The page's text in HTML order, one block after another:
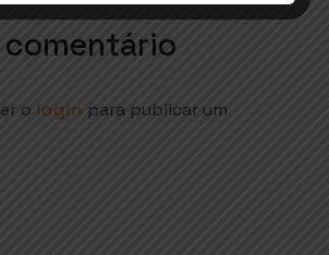
comentário
o login para publicar um